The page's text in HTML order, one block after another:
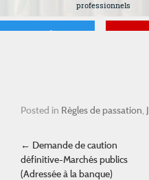
professionnels
Je gère Je
Posted in Règles de passation
Post navigation
← Demande de caution
définitive-Marchés publics
(Adressée à la banque)